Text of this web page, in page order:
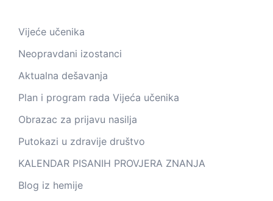
Vijeće učenika
Neopravdani izostanci
Aktualna dešavanja
Plan i program rada Vijeća učenika
Obrazac za prijavu nasilja
Putokazi u zdravije društvo
KALENDAR PISANIH PROVJERA ZNANJA
Blog iz hemije